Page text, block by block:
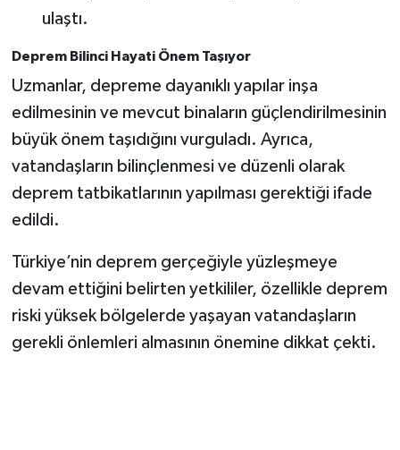
ulaştı.
Deprem Bilinci Hayati Önem Taşıyor
Uzmanlar, depreme dayanıklı yapılar inşa
edilmesinin ve mevcut binaların güçlendirilmesinin
büyük önem taşıdığını vurguladı. Ayrıca,
vatandaşların bilinçlenmesi ve düzenli olarak
deprem tatbikatlarının yapılması gerektiği ifade
edildi.
Türkiye’nin deprem gerçeğiyle yüzleşmeye
devam ettiğini belirten yetkililer, özellikle deprem
riski yüksek bölgelerde yaşayan vatandaşların
gerekli önlemleri almasının önemine dikkat çekti.
MİZAH
TARİH
Genel
Politika
BÖLGEDEN
BİLİM TEKNOLOJİ